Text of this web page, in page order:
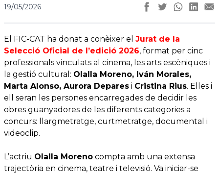
19/05/2026
El FIC-CAT ha donat a conèixer el Jurat de la
Selecció Oficial de l’edició 2026, format per cinc
professionals vinculats al cinema, les arts escèniques i
la gestió cultural: Olalla Moreno, Iván Morales,
Marta Alonso, Aurora Depares i Cristina Rius. Elles i
ell seran les persones encarregades de decidir les
obres guanyadores de les diferents categories a
concurs: llargmetratge, curtmetratge, documental i
videoclip.
L’actriu Olalla Moreno compta amb una extensa
trajectòria en cinema, teatre i televisió. Va iniciar-se